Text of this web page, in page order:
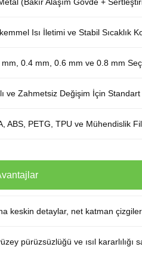
Isı İletimi ve Stabil Sıcaklık
mm, 0.4 mm, 0.6 mm ve 0.8 mm
ve Zahmetsiz Değişim İçin Standart
ABS, PETG, TPU ve Mühendislik
keskin detaylar, net katman
pürüzsüzlüğü ve ısıl kararlılığı